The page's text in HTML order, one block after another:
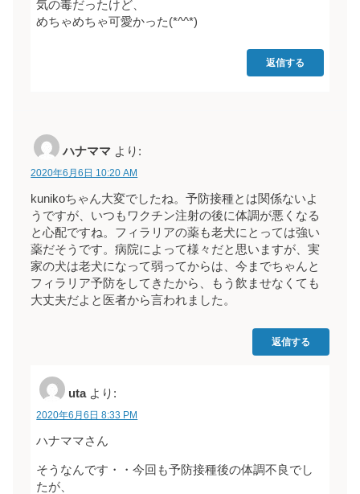
気の毒だったけど、
めちゃめちゃ可愛かった(*^^*)
返信する
ハナママ より:
2020年6月6日 10:20 AM
kunikoちゃん大変でしたね。予防接種とは関係ないよ
うですが、いつもワクチン注射の後に体調が悪くなる
と心配ですね。フィラリアの薬も老犬にとっては強い
薬だそうです。病院によって様々だと思いますが、実
家の犬は老犬になって弱ってからは、今までちゃんと
フィラリア予防をしてきたから、もう飲ませなくても
大丈夫だよと医者から言われました。
返信する
uta より:
2020年6月6日 8:33 PM
ハナママさん
そうなんです・・今回も予防接種後の体調不良でし
たが、